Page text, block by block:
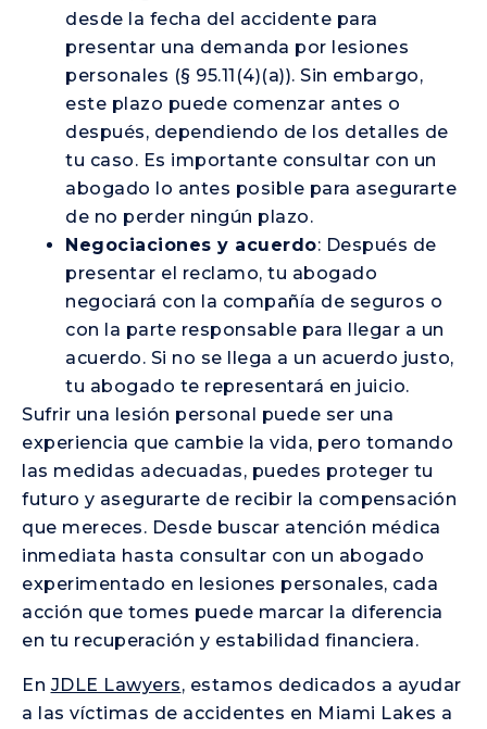
desde la fecha del accidente para
presentar una demanda por lesiones
personales (§ 95.11(4)(a)). Sin embargo,
este plazo puede comenzar antes o
después, dependiendo de los detalles de
tu caso. Es importante consultar con un
abogado lo antes posible para asegurarte
de no perder ningún plazo.
Negociaciones y acuerdo: Después de
presentar el reclamo, tu abogado
negociará con la compañía de seguros o
con la parte responsable para llegar a un
acuerdo. Si no se llega a un acuerdo justo,
tu abogado te representará en juicio.
Sufrir una lesión personal puede ser una
experiencia que cambie la vida, pero tomando
las medidas adecuadas, puedes proteger tu
futuro y asegurarte de recibir la compensación
que mereces. Desde buscar atención médica
inmediata hasta consultar con un abogado
experimentado en lesiones personales, cada
acción que tomes puede marcar la diferencia
en tu recuperación y estabilidad financiera.
En JDLE Lawyers, estamos dedicados a ayudar
a las víctimas de accidentes en Miami Lakes a